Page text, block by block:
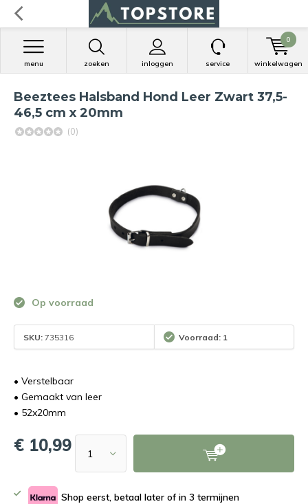
zoeken inloggen
menu service winkelwagen
0
Beeztees Halsband Hond Leer Zwart 37,5-
46,5 cm x 20mm
(0)
Op voorraad
SKU: 735316 Voorraad: 1
• Verstelbaar
• Gemaakt van leer
• 52x20mm
€ 10,99
Shop eerst, betaal later of in 3 termijnen